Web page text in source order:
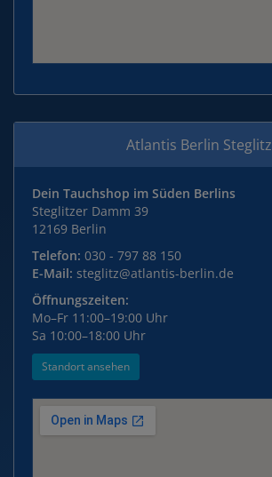
Atlantis Berlin Steglitz
Dein Tauchshop im Süden Berlins
Steglitzer Damm 39
12169 Berlin
Telefon: 030 - 797 88 150
E-Mail: steglitz@atlantis-berlin.de
Öffnungszeiten:
Mo–Fr 11:00–19:00 Uhr
Sa 10:00–18:00 Uhr
Standort ansehen